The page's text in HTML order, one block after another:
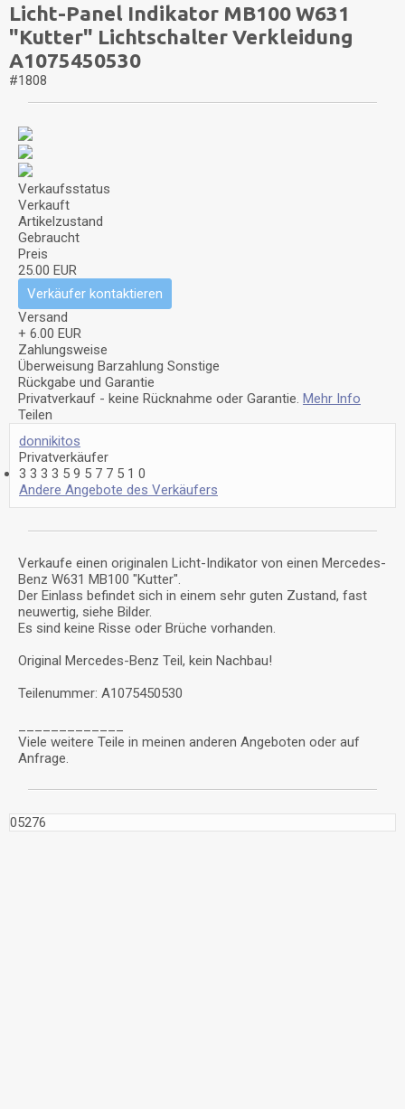
Licht-Panel Indikator MB100 W631
"Kutter" Lichtschalter Verkleidung
A1075450530
#1808
Verkaufsstatus
Verkauft
Artikelzustand
Gebraucht
Preis
25.00 EUR
Verkäufer kontaktieren
Versand
+ 6.00 EUR
Zahlungsweise
Überweisung Barzahlung Sonstige
Rückgabe und Garantie
Privatverkauf - keine Rücknahme oder Garantie. Mehr Info
Teilen
donnikitos
Privatverkäufer
3 3 3 3 5 9 5 7 7 5 1 0
Andere Angebote des Verkäufers
Verkaufe einen originalen Licht-Indikator von einen Mercedes-
Benz W631 MB100 "Kutter".
Der Einlass befindet sich in einem sehr guten Zustand, fast
neuwertig, siehe Bilder.
Es sind keine Risse oder Brüche vorhanden.
Original Mercedes-Benz Teil, kein Nachbau!
Teilenummer: A1075450530
Viele weitere Teile in meinen anderen Angeboten oder auf
Anfrage.
05276